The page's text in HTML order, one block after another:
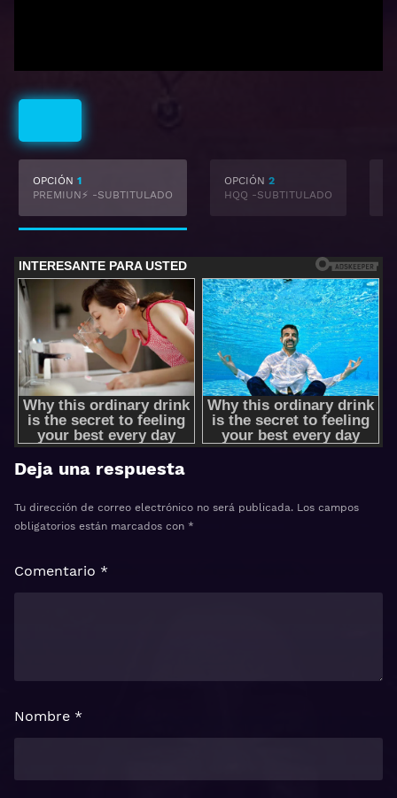
OPCIÓN 1
PREMIUN⚡ -SUBTITULADO
OPCIÓN 2
HQQ -SUBTITULADO
Deja una respuesta
Tu dirección de correo electrónico no será publicada. Los campos
obligatorios están marcados con *
Comentario *
Nombre *